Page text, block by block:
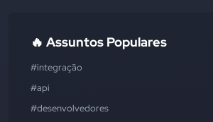
🔥 Assuntos Populares
#integração
#api
#desenvolvedores